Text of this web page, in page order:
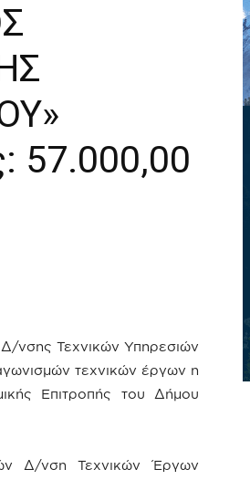
57.000,00
νσης Τεχνικών Υπηρεσιών
τεχνικών έργων η
Επιτροπής του Δήμου
Δ/νση Τεχνικών Έργων